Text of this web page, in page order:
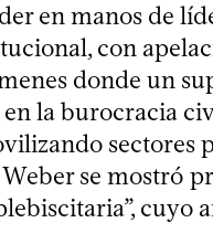
en manos de
con
donde un
la burocracia
sectores
se mostró
cuyo